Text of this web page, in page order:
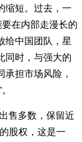
缩短。过去，一
在内部走漫长的
给中国团队，星
同时，与强大的
担市场风险，
售多数，保留近
股权，这是一